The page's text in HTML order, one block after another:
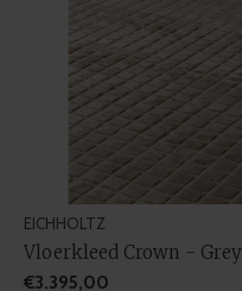
EICHHOLTZ
Vloerkleed Crown - Grey
€3.395,00